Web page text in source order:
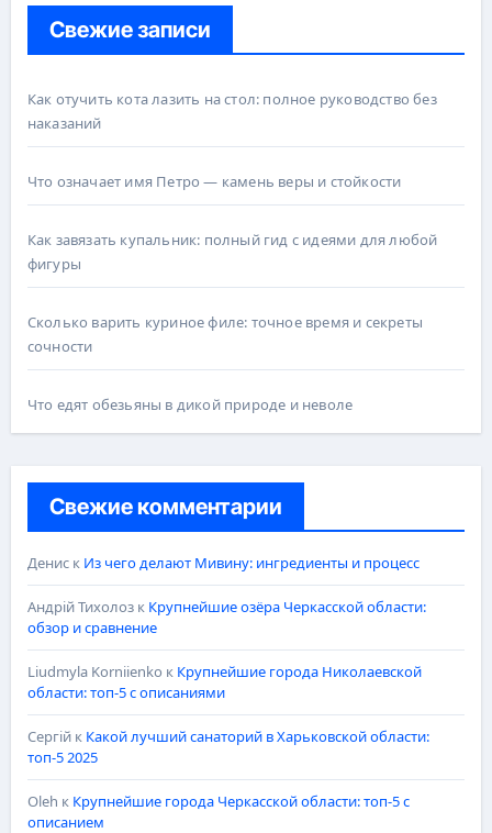
Свежие записи
Как отучить кота лазить на стол: полное руководство без
наказаний
Что означает имя Петро — камень веры и стойкости
Как завязать купальник: полный гид с идеями для любой
фигуры
Сколько варить куриное филе: точное время и секреты
сочности
Что едят обезьяны в дикой природе и неволе
Свежие комментарии
Дениск Из чего делают Мивину: ингредиенты и процесс
Андрій Тихолозк Крупнейшие озёра Черкасской области:
обзор и сравнение
Liudmyla Korniienko к Крупнейшие города Николаевской
области: топ-5 с описаниями
Сергійк Какой лучший санаторий в Харьковской области:
топ-5 2025
Oleh к Крупнейшие города Черкасской области: топ-5 с
описанием